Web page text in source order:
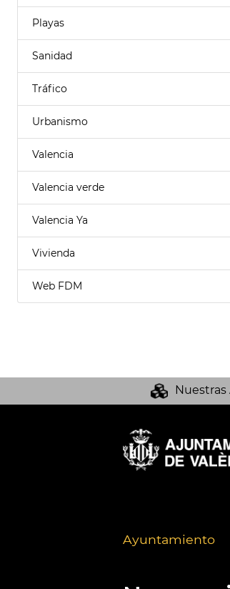
Playas
Sanidad
Tráfico
Urbanismo
Valencia
Valencia verde
Valencia Ya
Vivienda
Web FDM
Nuestras
Ayuntamiento